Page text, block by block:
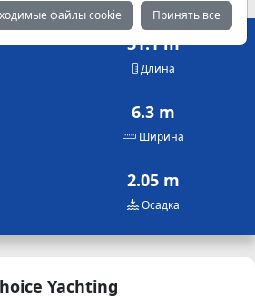
31.1 m
Длина
6.3 m
Ширина
2.05 m
Осадка
Yachting
файлы cookie Принять все